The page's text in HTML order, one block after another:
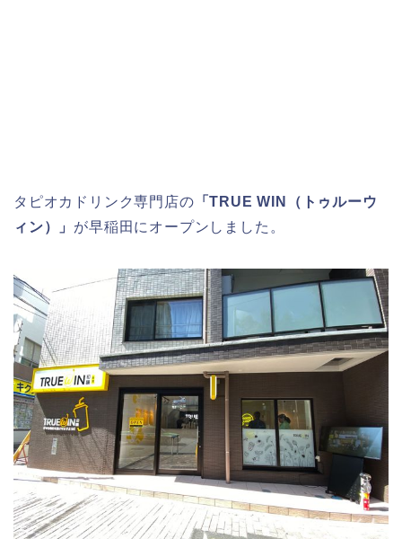
タピオカドリンク専門店の 「TRUE WIN（トゥルーウ
ィン）」 が早稲田にオープンしました。